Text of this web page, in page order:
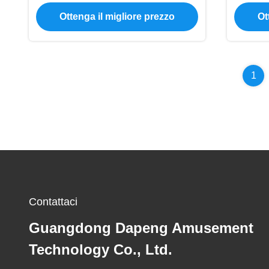
dell'acquascivolo della piscina
dell'OEM
Ottenga il migliore prezzo
1
Contattaci
Guangdong Dapeng Amusement
Technology Co., Ltd.